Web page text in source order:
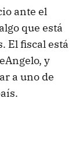
ante el
que está
El fiscal está
y
a uno de